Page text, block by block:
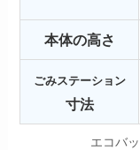
本体の高さ
ごみステーション
寸法
エコバ